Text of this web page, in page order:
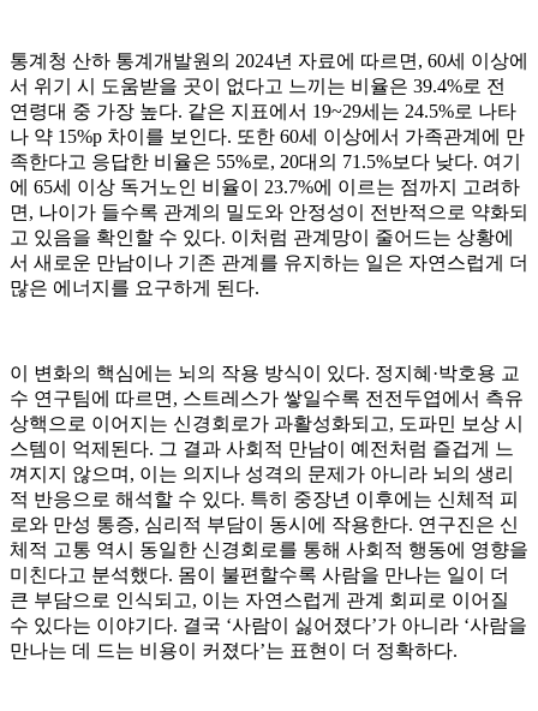
통계청 산하 통계개발원의 2024년 자료에 따르면, 60세 이상에
서 위기 시 도움받을 곳이 없다고 느끼는 비율은 39.4%로 전
연령대 중 가장 높다. 같은 지표에서 19~29세는 24.5%로 나타
나 약 15%p 차이를 보인다. 또한 60세 이상에서 가족관계에 만
족한다고 응답한 비율은 55%로, 20대의 71.5%보다 낮다. 여기
에 65세 이상 독거노인 비율이 23.7%에 이르는 점까지 고려하
면, 나이가 들수록 관계의 밀도와 안정성이 전반적으로 약화되
고 있음을 확인할 수 있다. 이처럼 관계망이 줄어드는 상황에
서 새로운 만남이나 기존 관계를 유지하는 일은 자연스럽게 더
많은 에너지를 요구하게 된다.
이 변화의 핵심에는 뇌의 작용 방식이 있다. 정지혜·박호용 교
수 연구팀에 따르면, 스트레스가 쌓일수록 전전두엽에서 측유
상핵으로 이어지는 신경회로가 과활성화되고, 도파민 보상 시
스템이 억제된다. 그 결과 사회적 만남이 예전처럼 즐겁게 느
껴지지 않으며, 이는 의지나 성격의 문제가 아니라 뇌의 생리
적 반응으로 해석할 수 있다. 특히 중장년 이후에는 신체적 피
로와 만성 통증, 심리적 부담이 동시에 작용한다. 연구진은 신
체적 고통 역시 동일한 신경회로를 통해 사회적 행동에 영향을
미친다고 분석했다. 몸이 불편할수록 사람을 만나는 일이 더
큰 부담으로 인식되고, 이는 자연스럽게 관계 회피로 이어질
수 있다는 이야기다. 결국 ‘사람이 싫어졌다’가 아니라 ‘사람을
만나는 데 드는 비용이 커졌다’는 표현이 더 정확하다.